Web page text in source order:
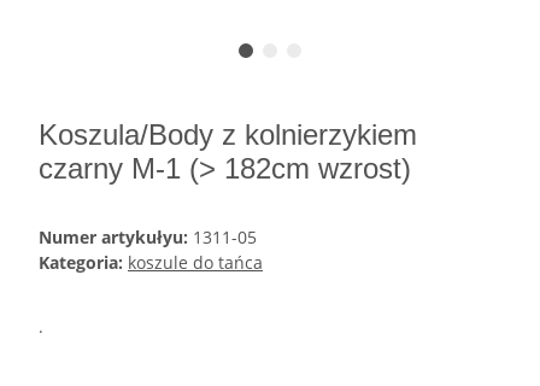
Koszula/Body z kolnierzykiem
czarny M-1 (> 182cm wzrost)
Numer artykułyu: 1311-05
Kategoria: koszule do tańca
.